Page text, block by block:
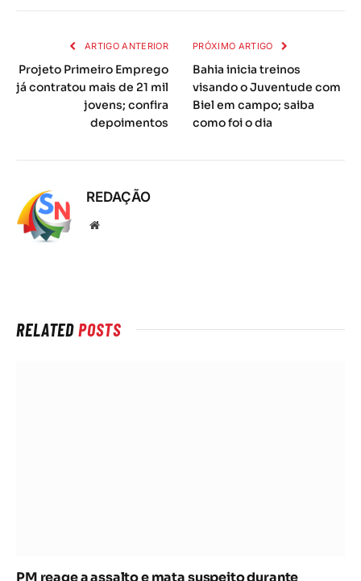
ARTIGO ANTERIOR
Projeto Primeiro Emprego
já contratou mais de 21 mil
jovens; confira
depoimentos
PRÓXIMO ARTIGO
Bahia inicia treinos
visando o Juventude com
Biel em campo; saiba
como foi o dia
REDAÇÃO
Local
RELATEDPOSTS